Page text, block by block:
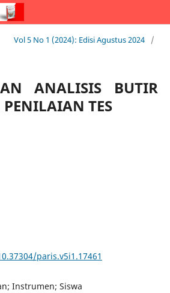
Vol 5 No 1 (2024): Edisi Agustus 2024
/
ANALISIS BUTIR
TES
paris.v5i1.17461
Instrumen; Siswa